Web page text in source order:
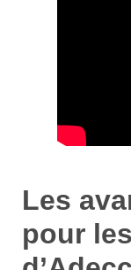
Les
pour